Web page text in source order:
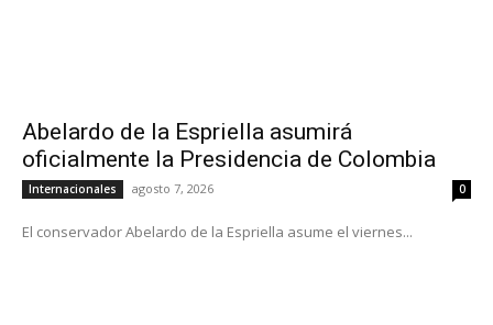
Abelardo de la Espriella asumirá
oficialmente la Presidencia de Colombia
Internacionales agosto 7, 2026 0
El conservador Abelardo de la Espriella asume el viernes...